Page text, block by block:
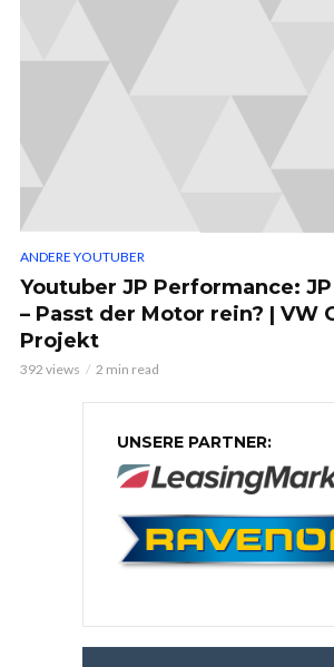
ANDERE YOUTUBER
Youtuber JP Performance:
– Passt der Motor rein? | VW
Projekt
392 views 2 min read
UNSERE PARTNER: